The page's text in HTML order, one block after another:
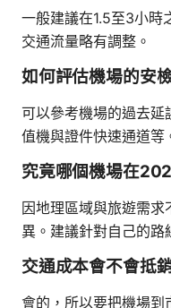
一般建議在1.5至3小時
交通流量略有調整。
如何評估機場的安
可以參考機場的過去延
值機與證件快速通道等
究竟哪個機場在
因地理區域與旅遊需
異。建議針對自己的路
交通成本會不會抵
會的，所以要把機場到